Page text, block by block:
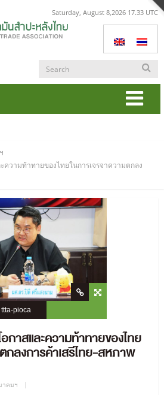
Saturday, August 8,2026 17.33 UTC
ความท้าทายของไทยในการเจรจาความตกลง
pioca
กาสและความท้าทายของไทย
กลงการค้าเสรีไทย-สหภาพ
าคมฯ